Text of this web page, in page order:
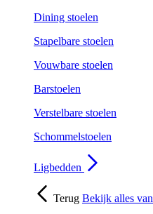
Dining stoelen
Stapelbare stoelen
Vouwbare stoelen
Barstoelen
Verstelbare stoelen
Schommelstoelen
Ligbedden
Terug Bekijk alles van